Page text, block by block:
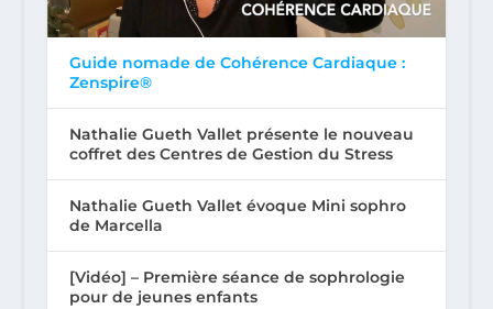
Guide nomade de Cohérence Cardiaque :
Zenspire®
Nathalie Gueth Vallet présente le nouveau
coffret des Centres de Gestion du Stress
Nathalie Gueth Vallet évoque Mini sophro
de Marcella
[Vidéo] – Première séance de sophrologie
pour de jeunes enfants